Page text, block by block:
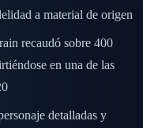
a material de origen
recaudó sobre 400
en una de las
detalladas y